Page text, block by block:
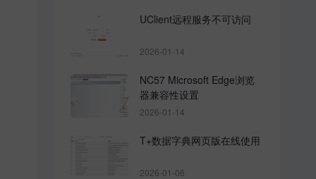
UClient远程服务不可访问
2026-01-14
NC57 Microsoft Edge浏览
器兼容性设置
2026-01-14
T+数据字典网页版在线使用
2026-01-06